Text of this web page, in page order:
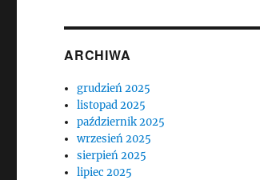
ARCHIWA
grudzień 2025
listopad 2025
październik 2025
wrzesień 2025
sierpień 2025
lipiec 2025